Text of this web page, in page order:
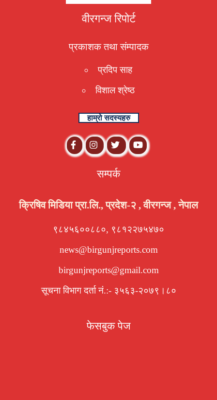
वीरगन्ज रिपोर्ट
प्रकाशक तथा संम्पादक
प्रदिप साह
विशाल श्रेष्ठ
हाम्रो सदस्यहरु
सम्पर्क
क्रिषिव मिडिया प्रा.लि., प्रदेश-२ , वीरगन्ज , नेपाल
९८४५६००८८०, ९८१२२७५४७०
news@birgunjreports.com
birgunjreports@gmail.com
सूचना विभाग दर्ता नं.:- ३५६३-२०७९।८०
फेसबुक पेज